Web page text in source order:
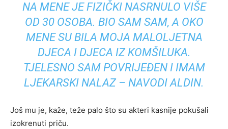
NA MENE JE FIZIČKI NASRNULO VIŠE
OD 30 OSOBA. BIO SAM SAM, A OKO
MENE SU BILA MOJA MALOLJETNA
DJECA I DJECA IZ KOMŠILUKA.
TJELESNO SAM POVRIJEĐEN I IMAM
LJEKARSKI NALAZ – NAVODI ALDIN.
Još mu je, kaže, teže palo što su akteri kasnije pokušali
izokrenuti priču.